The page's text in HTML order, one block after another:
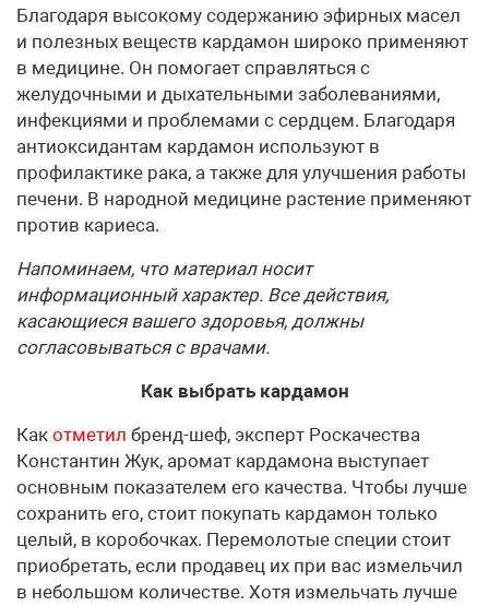
Благодаря высокому содержанию эфирных масел
и полезных веществ кардамон широко применяют
в медицине. Он помогает справляться с
желудочными и дыхательными заболеваниями,
инфекциями и проблемами с сердцем. Благодаря
антиоксидантам кардамон используют в
профилактике рака, а также для улучшения работы
печени. В народной медицине растение применяют
против кариеса.
Напоминаем, что материал носит
информационный характер. Все действия,
касающиеся вашего здоровья, должны
согласовываться с врачами.
Как выбрать кардамон
Как отметил бренд-шеф, эксперт Роскачества
Константин Жук, аромат кардамона выступает
основным показателем его качества. Чтобы лучше
сохранить его, стоит покупать кардамон только
целый, в коробочках. Перемолотые специи стоит
приобретать, если продавец их при вас измельчил
в небольшом количестве. Хотя измельчать лучше